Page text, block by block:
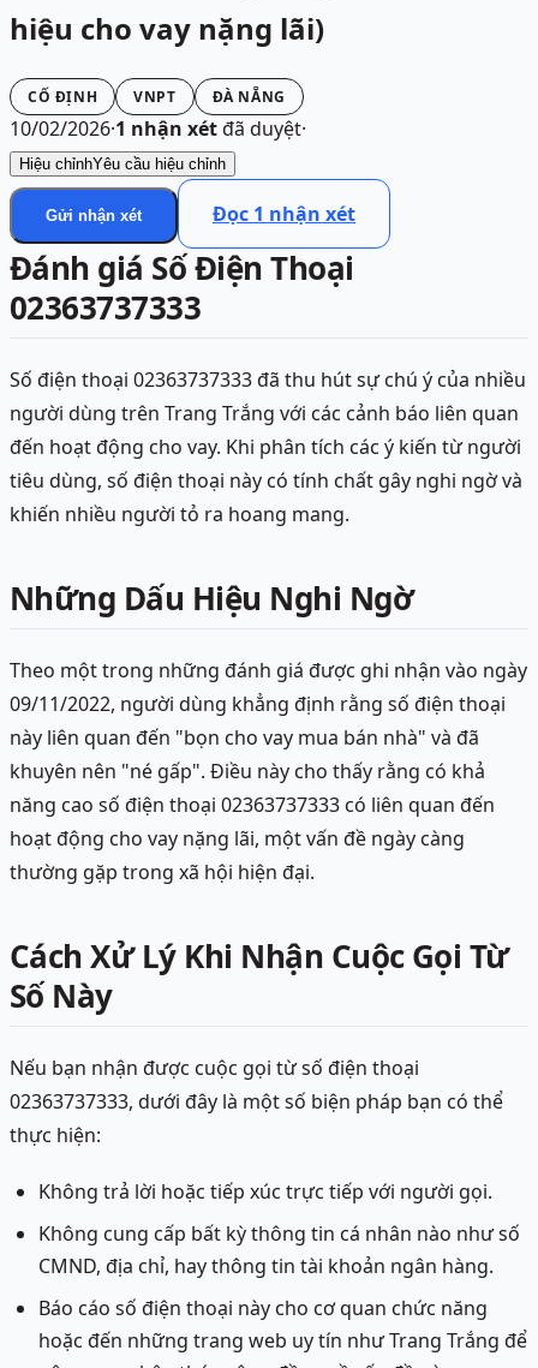
hiệu cho vay nặng lãi)
CỐ ĐỊNH VNPT ĐÀ NẴNG
10/02/2026·1 nhận xétđã duyệt·
Hiệu chỉnhYêu cầu hiệu chỉnh
Gửi nhận xét Đọc 1 nhận xét
Đánh giá Số Điện Thoại
02363737333
Số điện thoại 02363737333 đã thu hút sự chú ý của nhiều
người dùng trên Trang Trắng với các cảnh báo liên quan
đến hoạt động cho vay. Khi phân tích các ý kiến từ người
tiêu dùng, số điện thoại này có tính chất gây nghi ngờ và
khiến nhiều người tỏ ra hoang mang.
Những Dấu Hiệu Nghi Ngờ
Theo một trong những đánh giá được ghi nhận vào ngày
09/11/2022, người dùng khẳng định rằng số điện thoại
này liên quan đến "bọn cho vay mua bán nhà" và đã
khuyên nên "né gấp". Điều này cho thấy rằng có khả
năng cao số điện thoại 02363737333 có liên quan đến
hoạt động cho vay nặng lãi, một vấn đề ngày càng
thường gặp trong xã hội hiện đại.
Cách Xử Lý Khi Nhận Cuộc Gọi Từ
Số Này
Nếu bạn nhận được cuộc gọi từ số điện thoại
02363737333, dưới đây là một số biện pháp bạn có thể
thực hiện:
Không trả lời hoặc tiếp xúc trực tiếp với người gọi.
Không cung cấp bất kỳ thông tin cá nhân nào như số
CMND, địa chỉ, hay thông tin tài khoản ngân hàng.
Báo cáo số điện thoại này cho cơ quan chức năng
hoặc đến những trang web uy tín như Trang Trắng để